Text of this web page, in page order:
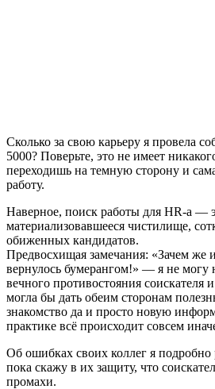
Сколько за свою карьеру я провела
5000? Поверьте, это не имеет
переходишь на темную сторону и
работу.
Наверное, поиск работы для HR-a —
материализовавшееся чистилище,
обиженных кандидатов.
Предвосхищая замечания: «Зачем же
вернулось бумерангом!» — я не могу
вечного противостояния соискателя
могла бы дать обеим сторонам
знакомство да и просто новую
практике всё происходит совсем
Об ошибках своих коллег я подробно
пока скажу в их защиту, что
промахи.